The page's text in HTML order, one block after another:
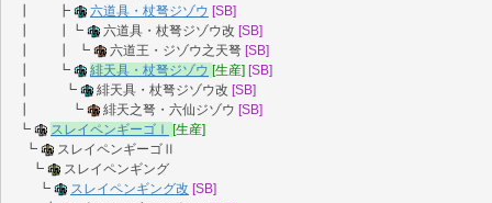
┃ ┣
六道具・杖弩ジゾウ [SB]
┃ ┃┗
六道具・杖弩ジゾウ改 [SB]
┃ ┃ ┗
六道王・ジゾウ之天弩 [SB]
┃ ┗
緋天具・杖弩ジゾウ [生産] [SB]
┃ ┗
緋天具・杖弩ジゾウ改 [SB]
┃ ┗
緋天之弩・六仙ジゾウ [SB]
┗
スレイペンギーゴⅠ
[生産]
┗
スレイペンギーゴⅡ
┗
スレイペンギング
┗
スレイペンギング改 [SB]